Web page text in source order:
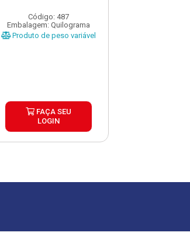
Código: 487
Embalagem: Quilograma
Produto de peso variável
FAÇA SEU
LOGIN